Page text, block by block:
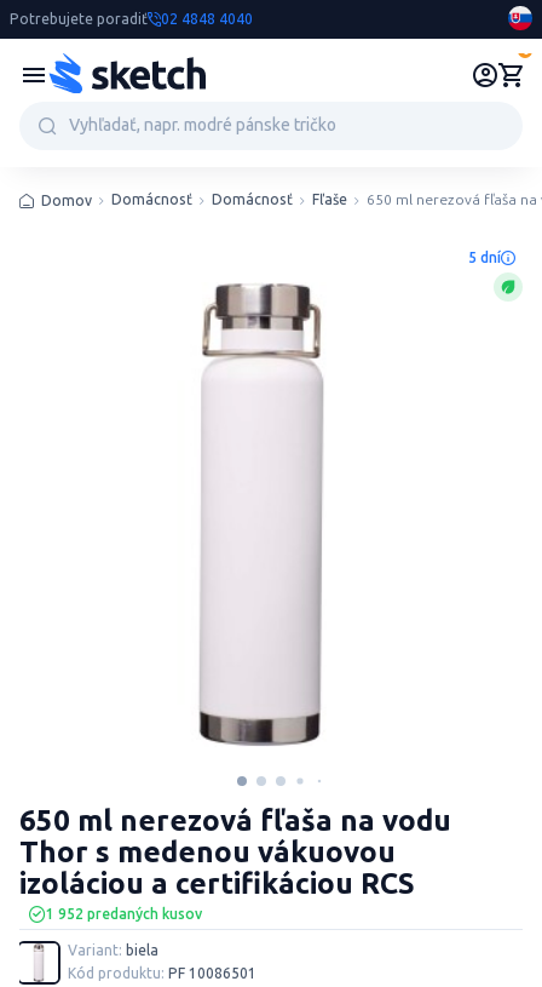
Potrebujete poradiť 02 4848 4040
Domov Domácnosť Domácnosť Fľaše 650 ml nerezová fľaša
5 dní
1 952 predaných kusov
650 ml nerezová fľaša na vodu
Thor s medenou vákuovou
izoláciou a certifikáciou RCS
Variant: biela
Kód produktu: PF 10086501